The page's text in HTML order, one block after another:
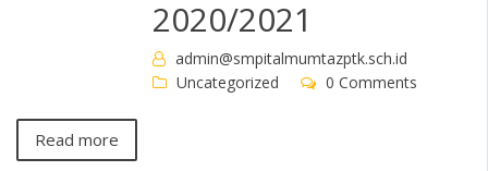
2020/2021
admin@smpitalmumtazptk.sch.id
Uncategorized
0 Comments
Read more